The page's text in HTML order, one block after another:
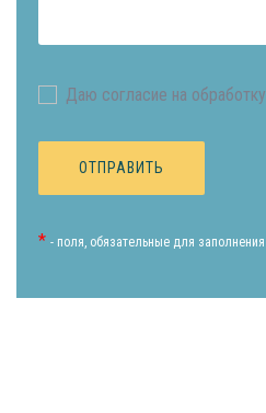
Даю согласие на
* - поля, обязательные для заполнения